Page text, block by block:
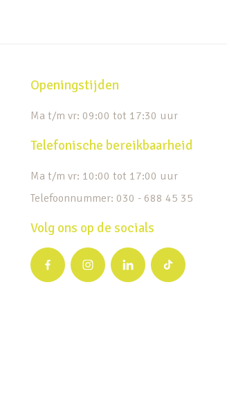
Openingstijden
Ma t/m vr: 09:00 tot 17:30 uur
Telefonische bereikbaarheid
Ma t/m vr: 10:00 tot 17:00 uur
Telefoonnummer: 030 - 688 45 35
Volg ons op de socials